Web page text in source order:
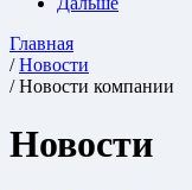
Главная
/Новости
/ Новости компании
Новости